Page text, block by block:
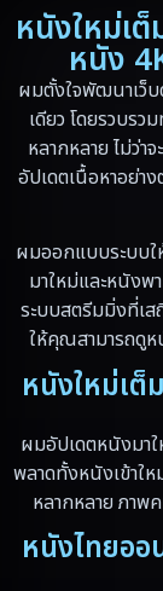
Disaster
Disney+
Drama ดรา
Dystopian
Emotional
Erotic
Family ครอ
Fantasy จิน
หนังใหม่เ
หนัง
ผมตั้งใจพัฒนาเว็
เดียว โดยรวบรว
หลากหลาย ไม่ว่
อัปเดตเนื้อหาอย่า
ผมออกแบบระบบใ
มาใหม่และหนังพ
ระบบสตรีมมิ่งที่เ
ให้คุณสามารถดูห
หนังใหม่เต็
ผมอัปเดตหนังมา
พลาดทั้งหนังเข้าใ
หลากหลาย ภาพ
หนังไทยออ